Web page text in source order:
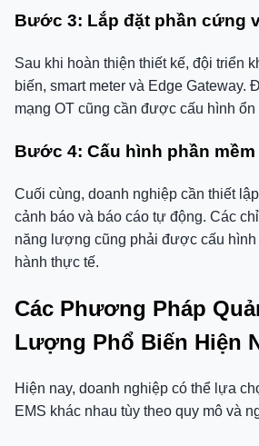
Bước 3: Lắp đặt phần cứng
Sau khi hoàn thiện thiết kế, đội triển
biến, smart meter và Edge Gateway.
mạng OT cũng cần được cấu hình ổn
Bước 4: Cấu hình phần mềm
Cuối cùng, doanh nghiệp cần thiết
cảnh báo và báo cáo tự động. Các
năng lượng cũng phải được cấu hình
hành thực tế.
Các Phương Pháp
Lượng Phổ Biến Hiện
Hiện nay, doanh nghiệp có thể lựa
EMS khác nhau tùy theo quy mô và